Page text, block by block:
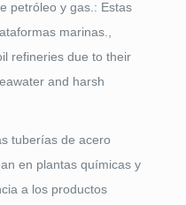
petróleo y gas.: Estas
marinas.,
refineries due to their
and harsh
tuberías de acero
en plantas químicas y
a los productos